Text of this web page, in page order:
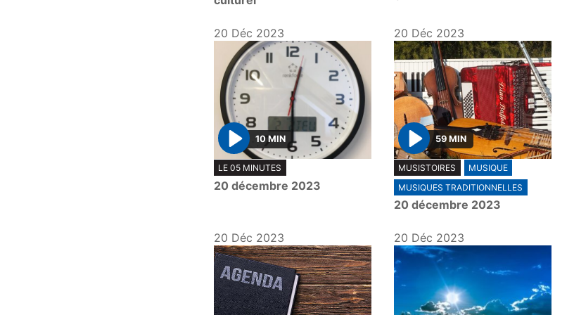
20 Déc 2023
P
l
a
10 MIN
LE 05 MINUTES
20 décembre 2023
20 Déc 2023
P
l
a
y
59 MIN
MUSISTOIRES
MUSIQUE
MUSIQUES TRADITIONNELLES
20 décembre 2023
20 Déc 2023 20 Déc 2023